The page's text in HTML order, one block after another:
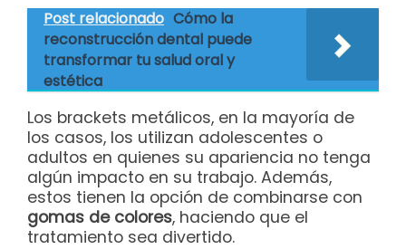
Post relacionado Cómo la
reconstrucción dental puede
transformar tu salud oral y
estética
Los brackets metálicos, en la mayoría de
los casos, los utilizan adolescentes o
adultos en quienes su apariencia no tenga
algún impacto en su trabajo. Además,
estos tienen la opción de combinarse con
gomas de colores, haciendo que el
tratamiento sea divertido.